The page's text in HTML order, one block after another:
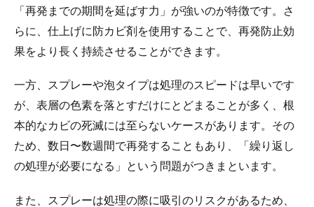
「再発までの期間を延ばす力」が強いのが特徴です。さ
らに、仕上げに防カビ剤を使用することで、再発防止効
果をより長く持続させることができます。
一方、スプレーや泡タイプは処理のスピードは早いです
が、表層の色素を落とすだけにとどまることが多く、根
本的なカビの死滅には至らないケースがあります。その
ため、数日〜数週間で再発することもあり、「繰り返し
の処理が必要になる」という問題がつきまといます。
また、スプレーは処理の際に吸引のリスクがあるため、